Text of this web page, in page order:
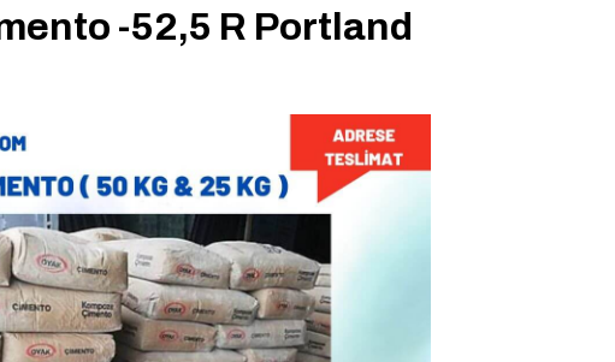
-52,5 R Portland